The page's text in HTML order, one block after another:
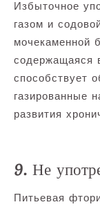
Избыточное
газом и
мочекаменной
содержащаяся
способствует
газированные
развития
9. Не
Питьевая